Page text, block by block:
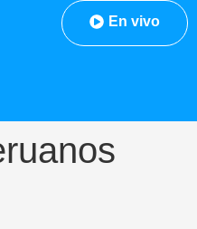
En vivo